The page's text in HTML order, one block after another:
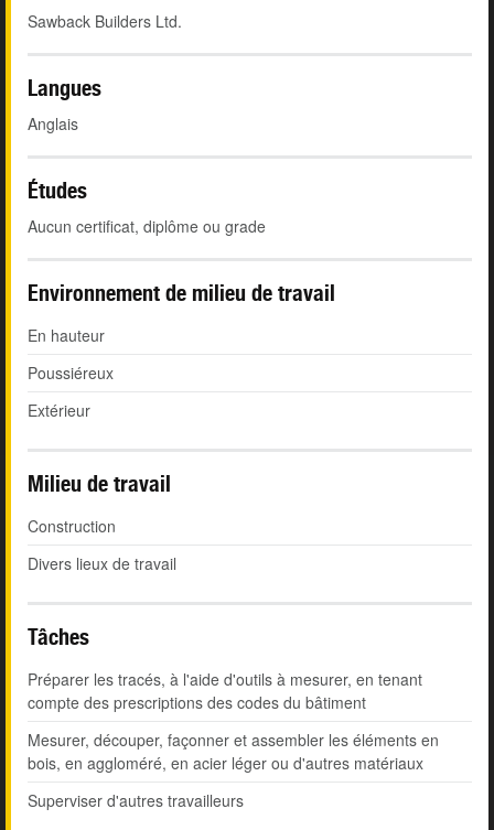
Sawback Builders Ltd.
Langues
Anglais
Études
Aucun certificat, diplôme ou grade
Environnement de milieu de travail
En hauteur
Poussiéreux
Extérieur
Milieu de travail
Construction
Divers lieux de travail
Tâches
Préparer les tracés, à l'aide d'outils à mesurer, en tenant
compte des prescriptions des codes du bâtiment
Mesurer, découper, façonner et assembler les éléments en
bois, en aggloméré, en acier léger ou d'autres matériaux
Superviser d'autres travailleurs